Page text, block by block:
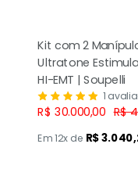
Kit com 2
Ultratone
HI-EMT | Soupelli
1
Preço
promocional
R$ 30.000,00 R$
Em 12x de R$